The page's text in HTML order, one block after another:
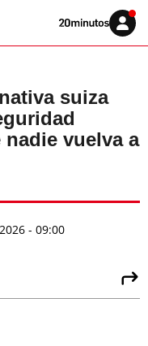
Volver
Iniciar
sesión
suiza
vuelva a
- 09:00